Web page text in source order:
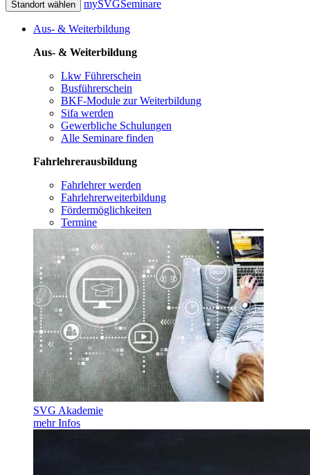
Standort wählen mySVGSeminare
Aus- & Weiterbildung
Aus- & Weiterbildung
Lkw Führerschein
Busführerschein
BKF-Module zur Weiterbildung
Sifa werden
Gewerbliche Schulungen
Alle Seminare finden
Fahrlehrerausbildung
Fahrlehrer werden
Fahrlehrerweiterbildung
Fördermöglichkeiten
Termine
SVG Akademie
mehr Infos